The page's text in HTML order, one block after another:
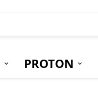
PROTON